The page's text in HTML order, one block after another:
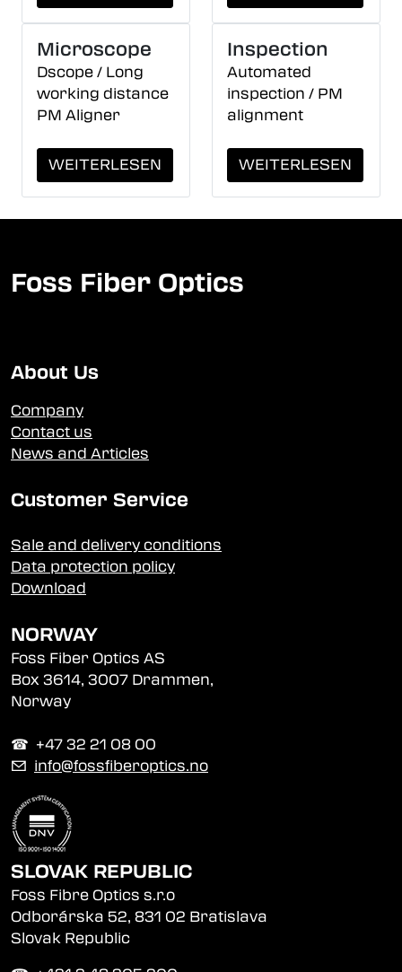
Microscope
Dscope / Long
working distance
PM Aligner
WEITERLESEN
Inspection
Automated
inspection / PM
alignment
WEITERLESEN
Foss Fiber Optics
About Us
Company
Contact us
News and Articles
Customer Service
Sale and delivery conditions
Data protection policy
Download
NORWAY
Foss Fiber Optics AS
Box 3614, 3007 Drammen,
Norway
☎︎ +47 32 21 08 00
✉ info@fossfiberoptics.no
SLOVAK REPUBLIC
Foss Fibre Optics s.r.o
Odborárska 52, 831 02 Bratislava
Slovak Republic